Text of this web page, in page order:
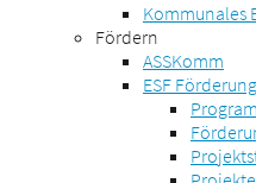
Kommunales
Fördern
ASSKomm
ESF